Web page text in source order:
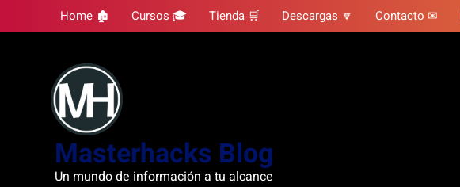
to
Home 🏚 Cursos 🎓 Tienda 🛒 Descargas 🔽 Contacto ✉
Masterhacks Blog
Un mundo de información a tu alcance